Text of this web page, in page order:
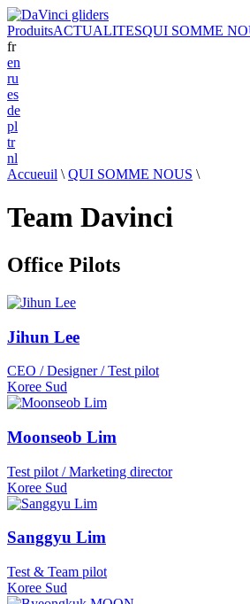
ProduitsACTUALITESQUI SOMME
fr
en
ru
es
de
pl
tr
nl
Accueuil \ QUI SOMME NOUS \
Team Davinci
Office Pilots
Jihun Lee
CEO / Designer / Test pilot
Koree Sud
Moonseob Lim
Test pilot / Marketing director
Koree Sud
Sanggyu Lim
Test & Team pilot
Koree Sud